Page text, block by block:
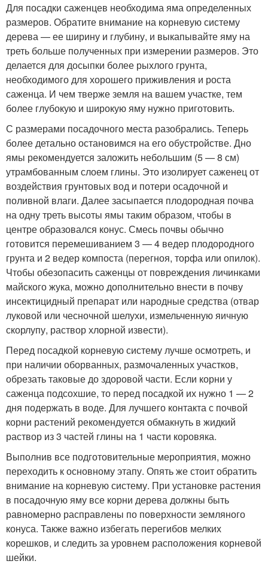
Для посадки саженцев необходима яма определенных
размеров. Обратите внимание на корневую систему
дерева — ее ширину и глубину, и выкапывайте яму на
треть больше полученных при измерении размеров. Это
делается для досыпки более рыхлого грунта,
необходимого для хорошего приживления и роста
саженца. И чем тверже земля на вашем участке, тем
более глубокую и широкую яму нужно приготовить.
С размерами посадочного места разобрались. Теперь
более детально остановимся на его обустройстве. Дно
ямы рекомендуется заложить небольшим (5 — 8 см)
утрамбованным слоем глины. Это изолирует саженец от
воздействия грунтовых вод и потери осадочной и
поливной влаги. Далее засыпается плодородная почва
на одну треть высоты ямы таким образом, чтобы в
центре образовался конус. Смесь почвы обычно
готовится перемешиванием 3 — 4 ведер плодородного
грунта и 2 ведер компоста (перегноя, торфа или опилок).
Чтобы обезопасить саженцы от повреждения личинками
майского жука, можно дополнительно внести в почву
инсектицидный препарат или народные средства (отвар
луковой или чесночной шелухи, измельченную яичную
скорлупу, раствор хлорной извести).
Перед посадкой корневую систему лучше осмотреть, и
при наличии оборванных, размочаленных участков,
обрезать таковые до здоровой части. Если корни у
саженца подсохшие, то перед посадкой их нужно 1 — 2
дня подержать в воде. Для лучшего контакта с почвой
корни растений рекомендуется обмакнуть в жидкий
раствор из 3 частей глины на 1 части коровяка.
Выполнив все подготовительные мероприятия, можно
переходить к основному этапу. Опять же стоит обратить
внимание на корневую систему. При установке растения
в посадочную яму все корни дерева должны быть
равномерно расправлены по поверхности земляного
конуса. Также важно избегать перегибов мелких
корешков, и следить за уровнем расположения корневой
шейки.